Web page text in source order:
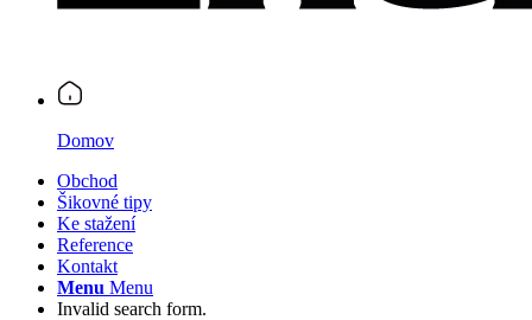
Domov
Obchod
Šikovné tipy
Ke stažení
Reference
Kontakt
Menu Menu
Invalid search form.